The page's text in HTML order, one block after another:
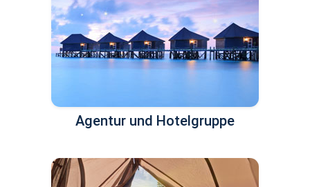
Agentur und Hotelgruppe